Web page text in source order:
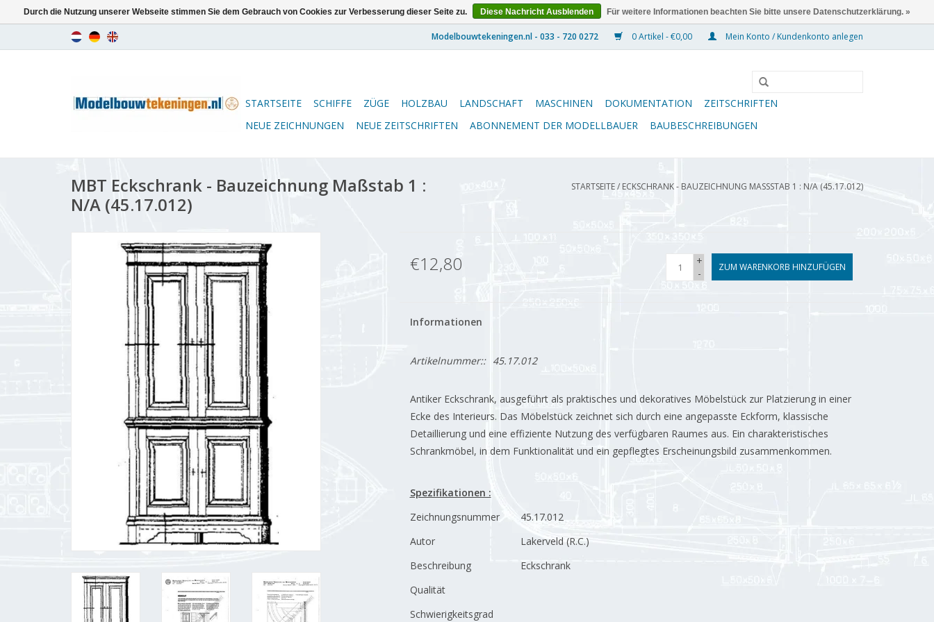
0 Artikel - €0,00 Mein Konto / Kundenkonto anlegen
STARTSEITE SCHIFFE ZÜGE HOLZBAU LANDSCHAFT MASCHINEN DOKUMENTATION
ZEITSCHRIFTEN
NEUE ZEICHNUNGEN
NEUE ZEITSCHRIFTEN ABONNEMENT DER MODELLBAUER BAUBESCHREIBUNGEN
MBT Eckschrank - Bauzeichnung Maßstab 1 :
N/A (45.17.012)
STARTSEITE/ ECKSCHRANK - BAUZEICHNUNG MASSSTAB 1 : N/A (45.17.012)
€12,80
+
-
ZUM WARENKORB HINZUFÜGEN
Informationen
Artikelnummer:: 45.17.012
Antiker Eckschrank, ausgeführt als praktisches und dekoratives Möbelstück zur Platzierung in einer
Ecke des Interieurs. Das Möbelstück zeichnet sich durch eine angepasste Eckform, klassische
Detaillierung und eine effiziente Nutzung des verfügbaren Raumes aus. Ein charakteristisches
Schrankmöbel, in dem Funktionalität und ein gepflegtes Erscheinungsbild zusammenkommen.
Spezifikationen :
Zeichnungsnummer
45.17.012
Autor
Lakerveld (R.C.)
Beschreibung
Eckschrank
Qualität
Schwierigkeitsgrad
Durch die Nutzung unserer Webseite stimmen Sie dem Gebrauch von Cookies zur Verbesserung dieser Seite zu. Diese Nachricht Ausblenden Für weitere Informationen beachten Sie bitte unsere Datenschutzerklärung. »